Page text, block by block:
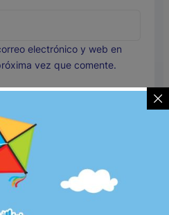
electrónico y web en
vez que comente.